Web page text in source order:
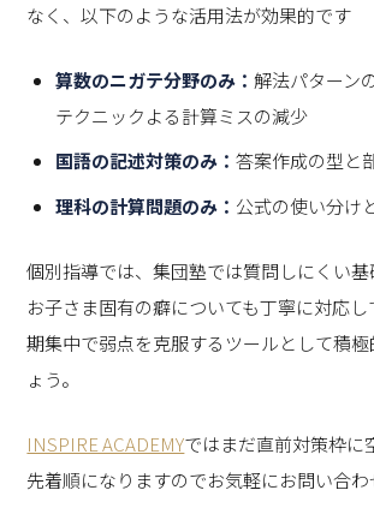
なく、以下のような活用法が効果的です
算数のニガテ分野のみ：解法パターン
テクニックよる計算ミスの減少
国語の記述対策のみ：答案作成の型と
理科の計算問題のみ： 公式の使い分け
個別指導では、集団塾では質問しにくい基
お子さま固有の癖についても丁寧に対応し
期集中で弱点を克服するツールとして積
ょう。
INSPIRE ACADEMYではまだ直前対策枠に
先着順になりますのでお気軽にお問い合わ